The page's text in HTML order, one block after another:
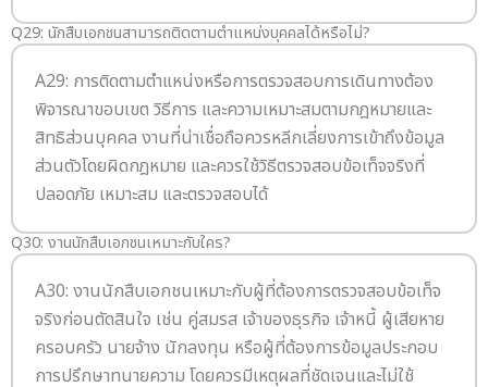
Q29: นักสืบเอกชนสามารถติดตามตำแหน่งบุคคลได้หรือไม่?
A29: การติดตามตำแหน่งหรือการตรวจสอบการเดินทางต้อง
พิจารณาขอบเขต วิธีการ และความเหมาะสมตามกฎหมายและ
สิทธิส่วนบุคคล งานที่น่าเชื่อถือควรหลีกเลี่ยงการเข้าถึงข้อมูล
ส่วนตัวโดยผิดกฎหมาย และควรใช้วิธีตรวจสอบข้อเท็จจริงที่
ปลอดภัย เหมาะสม และตรวจสอบได้
Q30: งานนักสืบเอกชนเหมาะกับใคร?
A30: งานนักสืบเอกชนเหมาะกับผู้ที่ต้องการตรวจสอบข้อเท็จ
จริงก่อนตัดสินใจ เช่น คู่สมรส เจ้าของธุรกิจ เจ้าหนี้ ผู้เสียหาย
ครอบครัว นายจ้าง นักลงทุน หรือผู้ที่ต้องการข้อมูลประกอบ
การปรึกษาทนายความ โดยควรมีเหตุผลที่ชัดเจนและไม่ใช้